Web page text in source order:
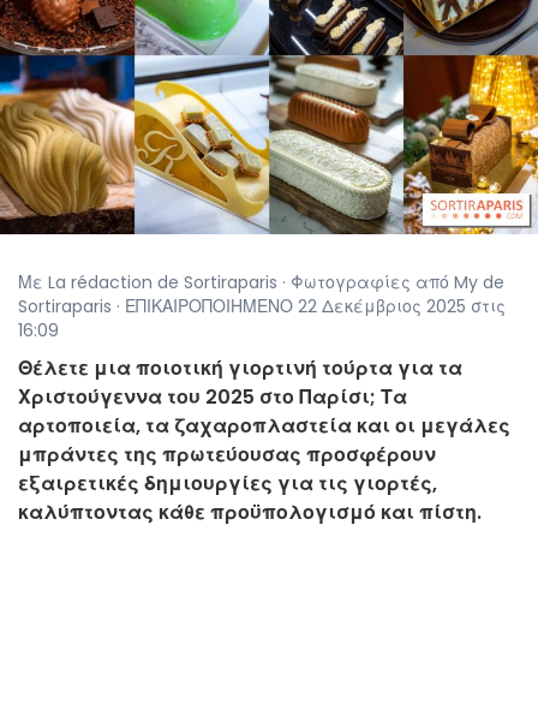
Με La rédaction de Sortiraparis · Φωτογραφίες από My de
Sortiraparis · ΕΠΙΚΑΙΡΟΠΟΙΗΜΕΝΟ 22 Δεκέμβριος 2025 στις
16:09
Θέλετε μια ποιοτική γιορτινή τούρτα για τα
Χριστούγεννα του 2025 στο Παρίσι; Τα
αρτοποιεία, τα ζαχαροπλαστεία και οι μεγάλες
μπράντες της πρωτεύουσας προσφέρουν
εξαιρετικές δημιουργίες για τις γιορτές,
καλύπτοντας κάθε προϋπολογισμό και πίστη.